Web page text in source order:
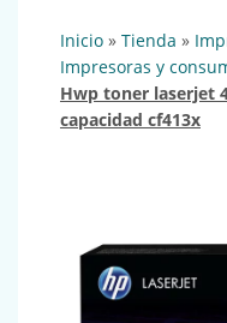
inicio » tienda »
impresoras y
hwp toner laserjet 410x/m477 magenta alta
capacidad cf413x